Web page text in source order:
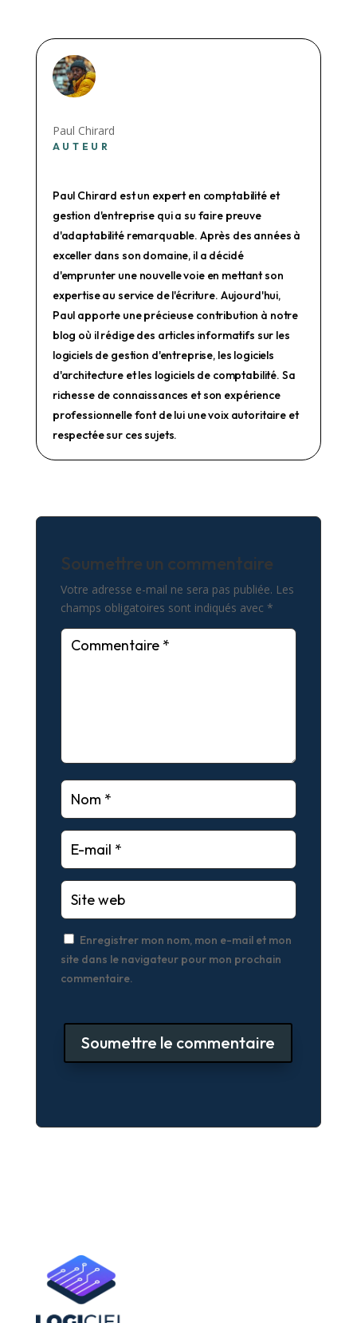
Paul Chirard
AUTEUR
Paul Chirard est un expert en comptabilité et
gestion d'entreprise qui a su faire preuve
d'adaptabilité remarquable. Après des années à
exceller dans son domaine, il a décidé
d'emprunter une nouvelle voie en mettant son
expertise au service de l'écriture. Aujourd'hui,
Paul apporte une précieuse contribution à notre
blog où il rédige des articles informatifs sur les
logiciels de gestion d'entreprise, les logiciels
d'architecture et les logiciels de comptabilité. Sa
richesse de connaissances et son expérience
professionnelle font de lui une voix autoritaire et
respectée sur ces sujets.
Soumettre un commentaire
Votre adresse e-mail ne sera pas publiée. Les
champs obligatoires sont indiqués avec *
Enregistrer mon nom, mon e-mail et mon
site dans le navigateur pour mon prochain
commentaire.
Soumettre le commentaire